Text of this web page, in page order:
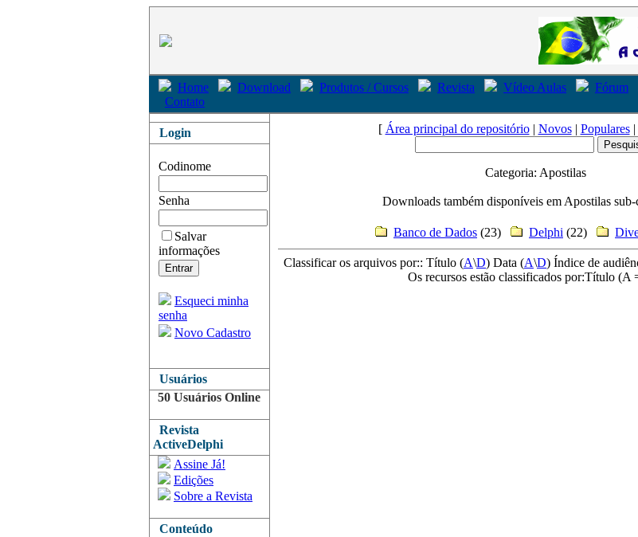
Home Download Produtos / Cursos Revista Vídeo Aulas
Fórum
Contato
Login
Codinome
Senha
Salvar
informações
Esqueci minha
senha
Novo Cadastro
Usuários
50 Usuários Online
Revista
ActiveDelphi
Assine Já!
Edições
Sobre a Revista
Conteúdo
[ Área principal do repositório| Novos| Populares|
Categoria: Apostilas
Downloads também disponíveis em Apostilas sub-
Banco de Dados (23) Delphi (22)
Classificar os arquivos por:: Título (A\D) Data (A\D) Índice de
Os recursos estão classificados por:Título (A